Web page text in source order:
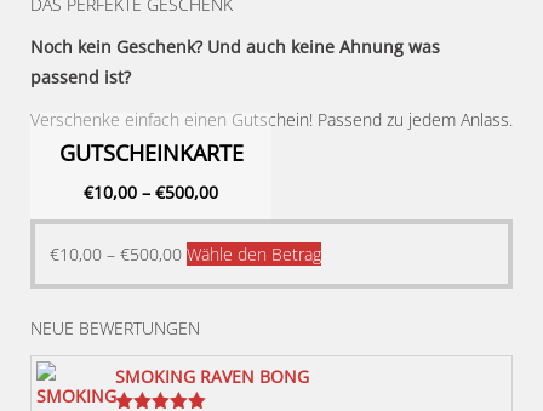
Noch kein Geschenk? Und auch keine Ahnung was
passend ist?
Verschenke einfach einen Gutschein! Passend zu jedem Anlass.
GUTSCHEINKARTE
€10,00 – €500,00
€10,00 – €500,00 Wähle den BetragDieses
Produkt
NEUE BEWERTUNGEN
SMOKING RAVEN BONG